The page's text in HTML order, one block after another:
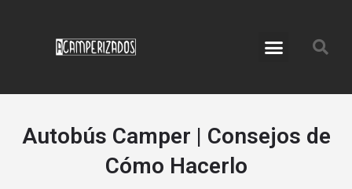
Autobús Camper | Consejos de
Cómo Hacerlo